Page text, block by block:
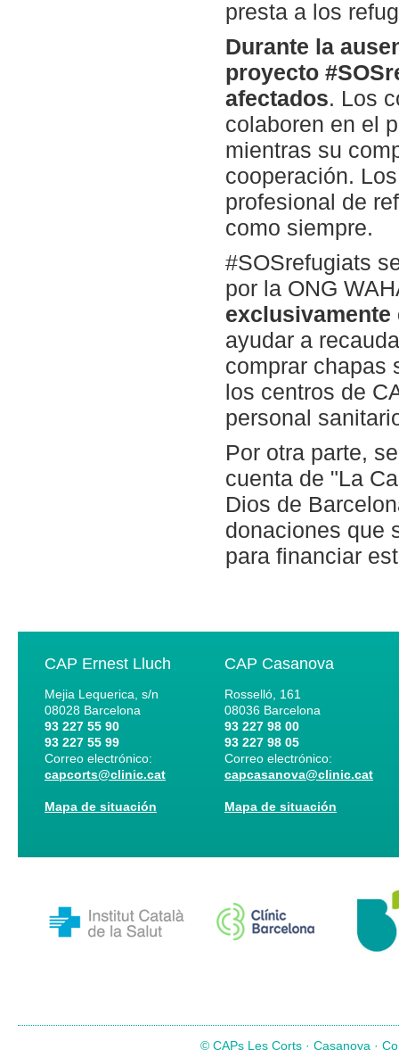
presta a los
Durante la
proyecto
afectados. Los
colaboren en el
mientras su
cooperación.
profesional de
como siempre.
#SOSrefugiats
por la ONG
exclusivamente
ayudar a
comprar chapas
los centros de
personal
Por otra parte,
cuenta de "La
Dios de
donaciones que
para financiar
CAP Ernest Lluch
Mejia Lequerica, s/n
08028 Barcelona
93 227 55 90
93 227 55 99
Correo electrónico:
capcorts@clinic.cat
Mapa de situación
CAP Casanova
Rosselló, 161
08036 Barcelona
93 227 98 00
93 227 98 05
Correo electrónico:
capcasanova@clinic.cat
Mapa de situación
© CAPs Les Corts · Casanova ·